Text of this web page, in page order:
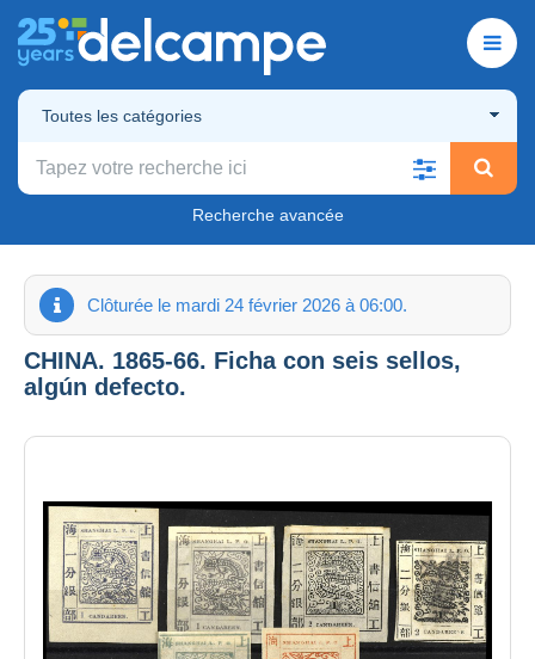
Toutes les catégories
Recherche avancée
Clôturée le mardi 24 février 2026 à 06:00.
CHINA. 1865-66. Ficha con seis sellos,
algún defecto.